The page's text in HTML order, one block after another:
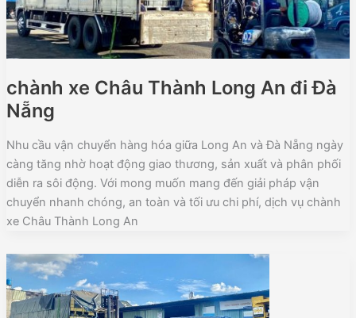
chành xe Châu Thành Long An đi Đà
Nẵng
Nhu cầu vận chuyển hàng hóa giữa Long An và Đà Nẵng ngày
càng tăng nhờ hoạt động giao thương, sản xuất và phân phối
diễn ra sôi động. Với mong muốn mang đến giải pháp vận
chuyển nhanh chóng, an toàn và tối ưu chi phí, dịch vụ chành
xe Châu Thành Long An